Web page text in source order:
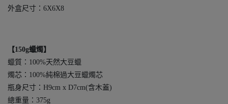
外盒尺寸：6X6X8
【150g蠟燭】
蠟質：100%天然大豆蠟
燭芯：100%純棉過大豆蠟燭芯
瓶身尺寸：H9cm x D7cm(含木蓋)
總重量：375g